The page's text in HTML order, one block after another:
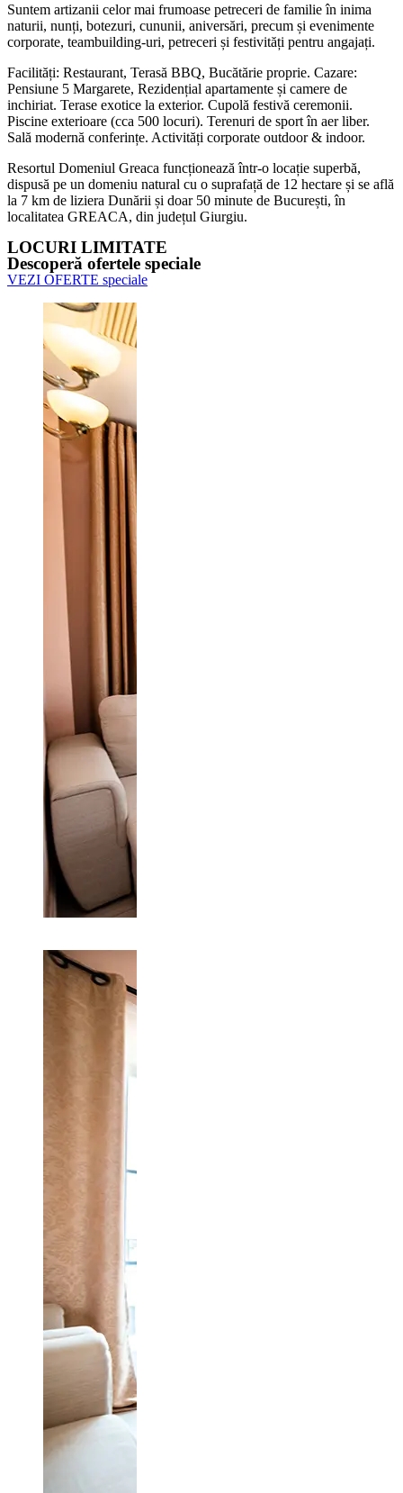
Suntem artizanii celor mai frumoase petreceri de familie în inima
naturii, nunți, botezuri, cununii, aniversări, precum și evenimente
corporate, teambuilding-uri, petreceri și festivități pentru angajați.
Facilități: Restaurant, Terasă BBQ, Bucătărie proprie. Cazare:
Pensiune 5 Margarete, Rezidențial apartamente și camere de
inchiriat. Terase exotice la exterior. Cupolă festivă ceremonii.
Piscine exterioare (cca 500 locuri). Terenuri de sport în aer liber.
Sală modernă conferințe. Activități corporate outdoor & indoor.
Resortul Domeniul Greaca funcționează într-o locație superbă,
dispusă pe un domeniu natural cu o suprafață de 12 hectare și se află
la 7 km de liziera Dunării și doar 50 minute de București, în
localitatea GREACA, din județul Giurgiu.
LOCURI LIMITATE
Descoperă ofertele speciale
VEZI OFERTE speciale